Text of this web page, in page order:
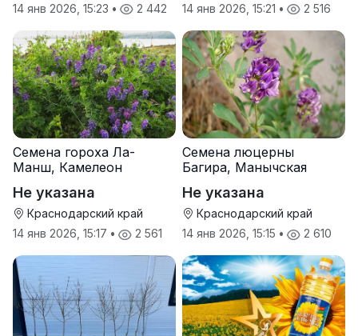
14 янв 2026, 15:23 • 2 442
14 янв 2026, 15:21 • 2 516
Семена гороха Ла-
Манш, Камелеон
Не указана
Краснодарский край
14 янв 2026, 15:17 • 2 561
Семена люцерны
Багира, Манычская
Не указана
Краснодарский край
14 янв 2026, 15:15 • 2 610